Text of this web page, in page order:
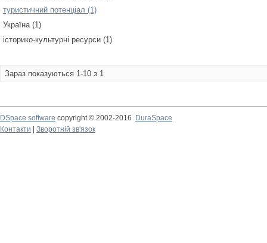
туристичний потенціал (1)
Україна (1)
історико-культурні ресурси (1)
Зараз показуються 1-10 з 1
DSpace software copyright © 2002-2016
DuraSpace
Контакти
Зворотній зв'язок